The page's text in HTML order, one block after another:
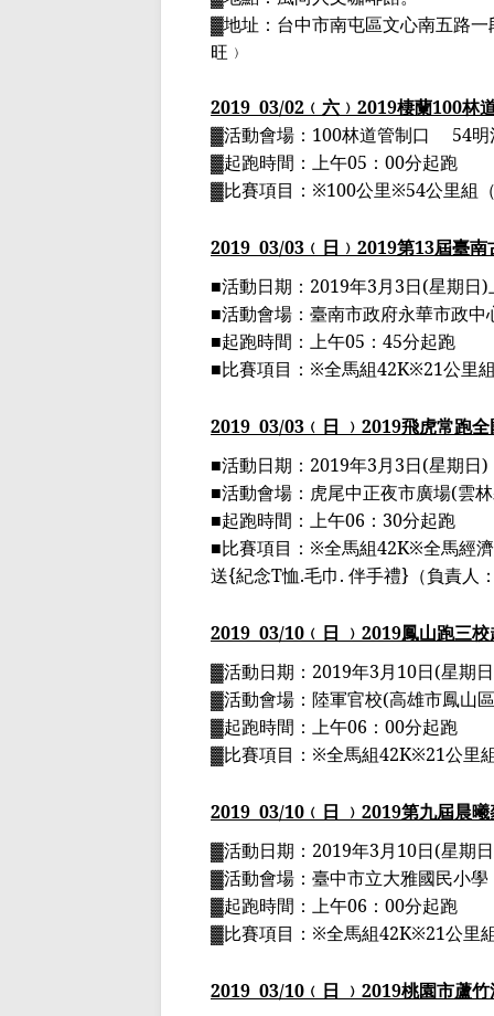
▓地址：台中市南屯區文心南五路一
旺﹚
2019 03/02 ﹙六﹚ 2019棲蘭100林
▓活動會場： 100林道管制口 54
▓起跑時間：上午05 ： 00分起跑
▓比賽項目： ※100公里※54公里組
2019 03/03 ﹙日﹚ 2019第13屆臺南
■活動日期： 2019年3月3日(星期日)
■活動會場：臺南市政府永華市政中
■起跑時間：上午05 ： 45分起跑
■比賽項目： ※全馬組42K※21公里
2019 03/03 ﹙日 ﹚ 2019飛虎常跑
■活動日期： 2019年3月3日(星期日)
■活動會場：虎尾中正夜市廣場(雲
■起跑時間：上午06 ： 30分起跑
■比賽項目： ※全馬組42K※全馬經
送{紀念T恤.毛巾. 伴手禮} （負責人
2019 03/10 ﹙日 ﹚ 2019鳳山跑三
▓活動日期： 2019年3月10日(星期日
▓活動會場：陸軍官校(高雄市鳳山
▓起跑時間：上午06 ： 00分起跑
▓比賽項目： ※全馬組42K※21公里
2019 03/10 ﹙日 ﹚ 2019第九屆晨
▓活動日期： 2019年3月10日(星期日
▓活動會場： 臺中市立大雅國民小
▓起跑時間：上午06 ： 00分起跑
▓比賽項目： ※全馬組42K※21公里
2019 03/10 ﹙日 ﹚ 2019桃園市蘆